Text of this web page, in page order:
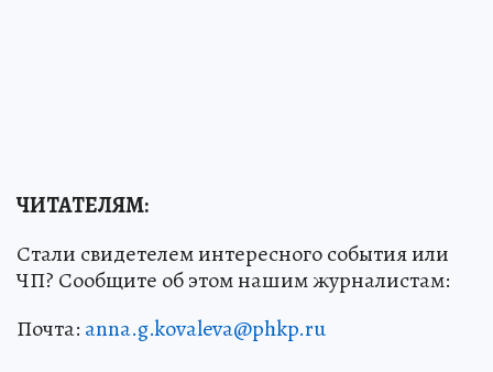
ЧИТАТЕЛЯМ:
Стали свидетелем интересного события или
ЧП? Сообщите об этом нашим журналистам:
Почта: anna.g.kovaleva@phkp.ru